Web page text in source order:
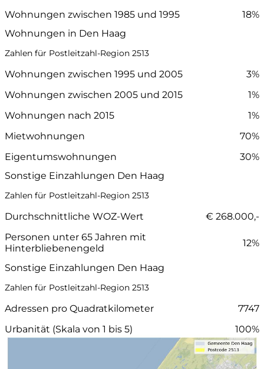
Wohnungen zwischen 1985 und 1995
18%
Wohnungen in Den Haag
Zahlen für Postleitzahl-Region 2513
Wohnungen zwischen 1995 und 2005
3%
Wohnungen zwischen 2005 und 2015
1%
Wohnungen nach 2015
1%
Mietwohnungen
70%
Eigentumswohnungen
30%
Sonstige Einzahlungen Den Haag
Zahlen für Postleitzahl-Region 2513
Durchschnittliche WOZ-Wert
€ 268.000,-
Personen unter 65 Jahren mit
Hinterbliebenengeld
12%
Sonstige Einzahlungen Den Haag
Zahlen für Postleitzahl-Region 2513
Adressen pro Quadratkilometer
7747
Urbanität (Skala von 1 bis 5)
100%